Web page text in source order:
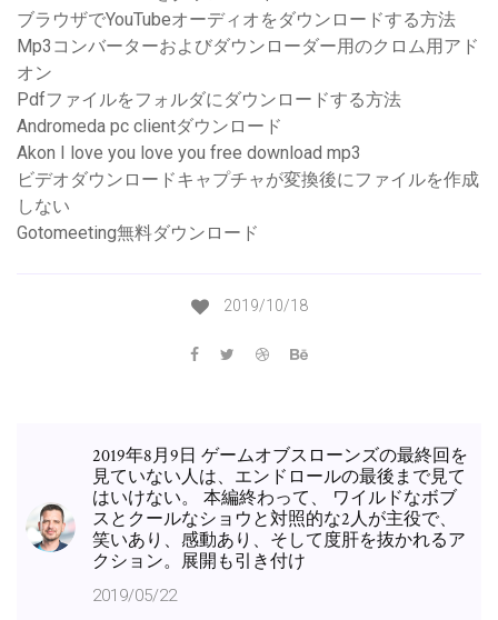
ブラウザでYouTubeオーディオをダウンロードする方法
Mp3コンバーターおよびダウンローダー用のクロム用アド
オン
Pdfファイルをフォルダにダウンロードする方法
Andromeda pc clientダウンロード
Akon I love you love you free download mp3
ビデオダウンロードキャプチャが変換後にファイルを作成
しない
Gotomeeting無料ダウンロード
2019/10/18
2019年8月9日 ゲームオブスローンズの最終回を
見ていない人は、エンドロールの最後まで見て
はいけない。 本編終わって、 ワイルドなボブ
スとクールなショウと対照的な2人が主役で、
笑いあり、感動あり、そして度肝を抜かれるア
クション。展開も引き付け
2019/05/22